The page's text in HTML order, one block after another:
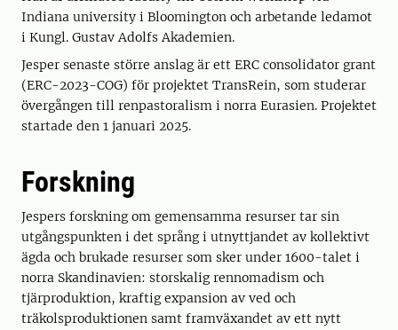
Indiana university i Bloomington och arbetande ledamot
i Kungl. Gustav Adolfs Akademien.
Jesper senaste större anslag är ett ERC consolidator grant
(ERC-2023-COG) för projektet TransRein, som studerar
övergången till renpastoralism i norra Eurasien. Projektet
startade den 1 januari 2025.
Forskning
Jespers forskning om gemensamma resurser tar sin
utgångspunkten i det språng i utnyttjandet av kollektivt
ägda och brukade resurser som sker under 1600-talet i
norra Skandinavien: storskalig rennomadism och
tjärproduktion, kraftig expansion av ved och
träkolsproduktionen samt framväxandet av ett nytt